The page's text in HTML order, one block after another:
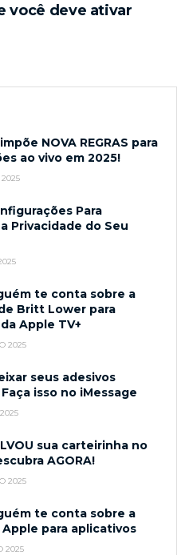
você deve ativar
NOVA REGRAS para
ao vivo em 2025!
2025
Para
Privacidade do Seu
te conta sobre a
Britt Lower para
Apple TV+
2025
seus adesivos
isso no iMessage
sua carteirinha no
AGORA!
2025
te conta sobre a
Apple para aplicativos
2025